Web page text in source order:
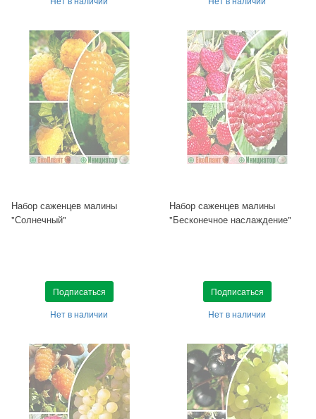
Набор саженцев малины
"Солнечный"
Подписаться
Нет в наличии
Набор саженцев малины
"Бесконечное наслаждение"
Подписаться
Нет в наличии